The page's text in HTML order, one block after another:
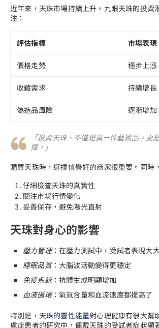
近年來，天珠市場持續上升。九眼天珠的投資
注：
評估指標 市場表現
價格走勢 穩步上漲
收藏需求 持續增長
偽造品風險 逐漸增加
「投資天珠，不僅是買一件藝術品，更
擇。」
購買天珠時，選擇信譽好的商家很重要。同時
仔細檢查天珠的真實性
關注市場行情變化
妥善保存，避免陽光直射
天珠對身心的影響
壓力管理：在壓力測試中，受試者表現大
睡眠品質：大腦波活動變得更穩定
免疫系統：抗體生成明顯增加
血液循環：氧氣含量和血流速度都提高了
特別是， 天珠的靈性能量對心理健康有很大幫
慮症患者的研究中，佩戴天珠的受試者症狀顯